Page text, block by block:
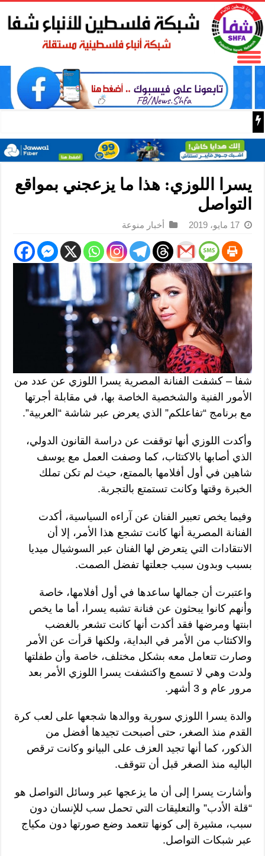
فتح تنعى المناضل نايف خويطر نائب أمين سر إقليم شرق
يسرا اللوزي: هذا ما يزعجني بمواقع
التواصل
17 مايو، 2019 أخبار منوعة
شفا – كشفت الفنانة المصرية يسرا اللوزي عن عدد من
الأمور الفنية والشخصية الخاصة بها، في مقابلة أجرتها
مع برنامج “تفاعلكم” الذي يعرض عبر شاشة “العربية”.
وأكدت اللوزي أنها توقفت عن دراسة القانون الدولي،
الذي أصابها بالاكتئاب، كما وصفت العمل مع يوسف
شاهين في أول أفلامها بالممتع، حيث لم تكن تملك
الخبرة وقتها وكانت تستمتع بالتجربة.
وفيما يخص تعبير الفنان عن آراءه السياسية، أكدت
الفنانة المصرية أنها كانت تشجع هذا الأمر، إلا أن
الانتقادات التي يتعرض لها الفنان عبر السوشيال ميديا
بسبب وبدون سبب جعلتها تفضل الصمت.
واعتبرت أن جمالها ساعدها في أول أفلامها، خاصة
وأنهم كانوا يبحثون عن فنانة تشبه يسرا، أما ما يخص
ابنتها ومرضها فقد أكدت أنها كانت تشعر بالغضب
والاكتئاب من الأمر في البداية، ولكنها قرأت عن الأمر
وصارت تتعامل معه بشكل مختلف، خاصة وأن طفلتها
ولدت وهي لا تسمع واكتشفت يسرا اللوزي الأمر بعد
مرور عام و 3 أشهر.
والدة يسرا اللوزي سورية ووالدها شجعها على لعب كرة
القدم منذ الصغر، حتى أصبحت تجيدها أفضل من
الذكور، كما أنها تجيد العزف على البيانو وكانت ترقص
الباليه منذ الصغر قبل أن تتوقف.
وأشارت يسرا إلى أن ما يزعجها عبر وسائل التواصل هو
“قلة الأدب” والتعليقات التي تحمل سب للإنسان دون
سبب، مشيرة إلى كونها تتعمد وضع صورتها دون مكياج
عبر شبكات التواصل.